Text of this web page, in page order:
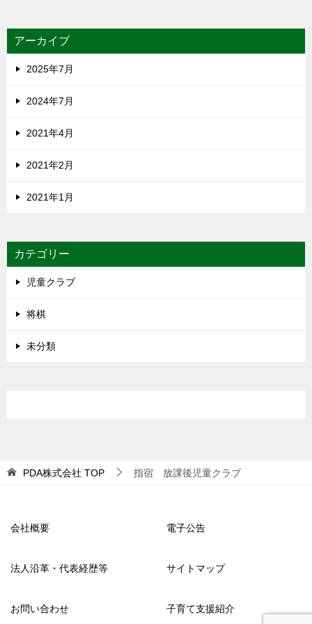
アーカイブ
2025年7月
2024年7月
2021年4月
2021年2月
2021年1月
カテゴリー
児童クラブ
将棋
未分類
PDA株式会社 TOP 指宿 放課後児童クラブ
会社概要 電子公告
法人沿革・代表経歴等 サイトマップ
お問い合わせ 子育て支援紹介